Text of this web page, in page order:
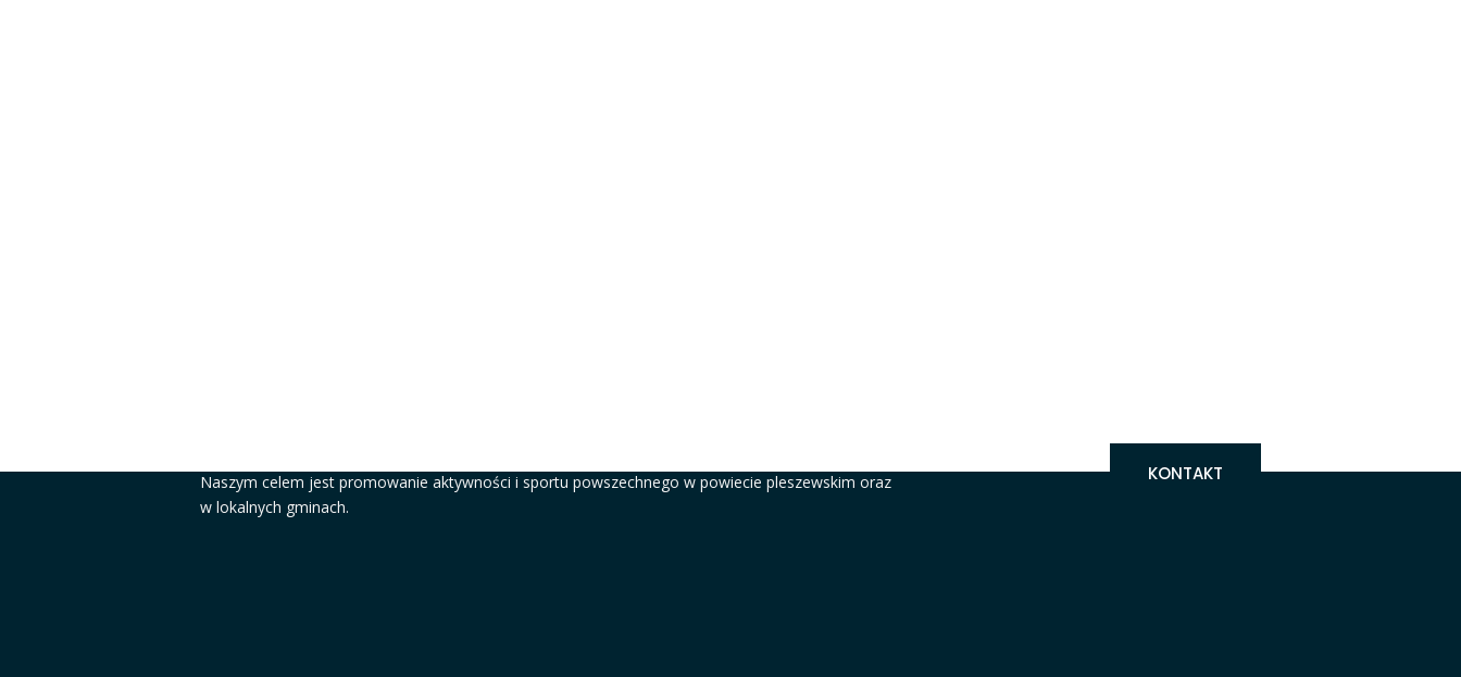
Naszym celem jest promowanie aktywności i sportu powszechnego w powiecie pleszewskim oraz
w lokalnych gminach.
KONTAKT